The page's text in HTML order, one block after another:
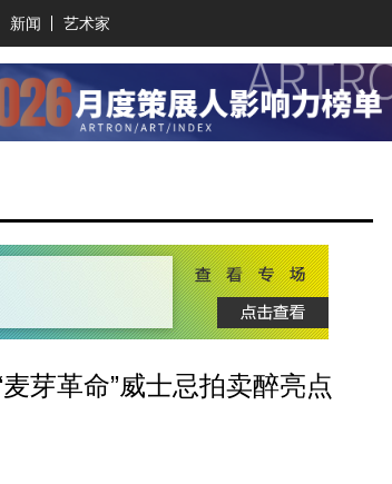
新闻 艺术家
芽革命”威士忌拍卖醉亮点